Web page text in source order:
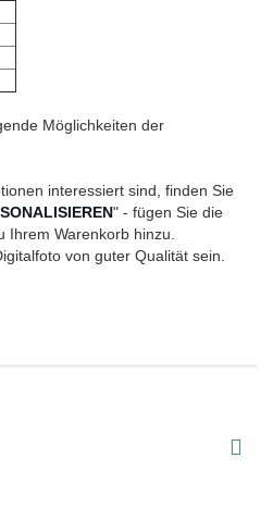
Möglichkeiten der
interessiert sind, finden Sie
" - fügen Sie die
Ihrem Warenkorb hinzu.
von guter Qualität sein.